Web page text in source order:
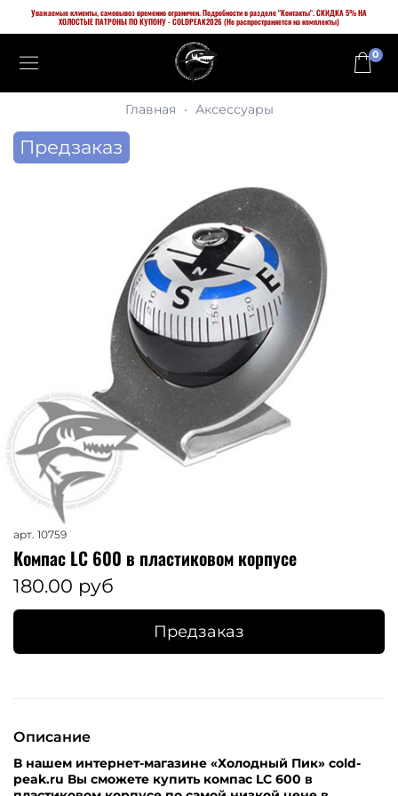
Уважаемые клиенты, самовывоз временно ограничен. Подробности в разделе "Контакты". СКИДКА 5% НА
ХОЛОСТЫЕ ПАТРОНЫ ПО КУПОНУ - COLDPEAK2026 (Не распространяется на комплекты)
0
Главная Аксессуары
Предзаказ
арт. 10759
Компас LC 600 в пластиковом корпусе
180.00 руб
Предзаказ
Описание
В нашем интернет-магазине «Холодный Пик» cold-
peak.ru Вы сможете купить компас LC 600 в